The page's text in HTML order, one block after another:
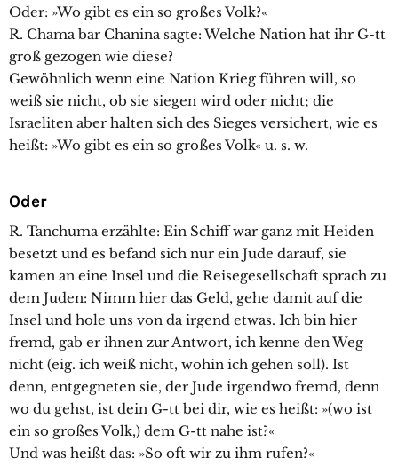
Oder: »Wo gibt es ein so großes Volk?«
R. Chama bar Chanina sagte: Welche Nation hat ihr G-tt
groß gezogen wie diese?
Gewöhnlich wenn eine Nation Krieg führen will, so
weiß sie nicht, ob sie siegen wird oder nicht; die
Israeliten aber halten sich des Sieges versichert, wie es
heißt: »Wo gibt es ein so großes Volk« u. s. w.
Oder
R. Tanchuma erzählte: Ein Schiff war ganz mit Heiden
besetzt und es befand sich nur ein Jude darauf, sie
kamen an eine Insel und die Reisegesellschaft sprach zu
dem Juden: Nimm hier das Geld, gehe damit auf die
Insel und hole uns von da irgend etwas. Ich bin hier
fremd, gab er ihnen zur Antwort, ich kenne den Weg
nicht (eig. ich weiß nicht, wohin ich gehen soll). Ist
denn, entgegneten sie, der Jude irgendwo fremd, denn
wo du gehst, ist dein G-tt bei dir, wie es heißt: »(wo ist
ein so großes Volk,) dem G-tt nahe ist?«
Und was heißt das: »So oft wir zu ihm rufen?«